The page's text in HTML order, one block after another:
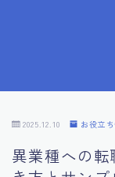
10.面接官に好
11.キャリアア
2025.12.10 お役立
異業種への